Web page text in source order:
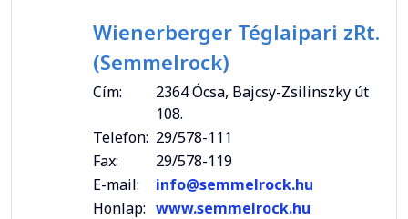
Wienerberger Téglaipari zRt.
(Semmelrock)
Cím:
2364 Ócsa, Bajcsy-Zsilinszky út
108.
Telefon: 29/578-111
Fax:
29/578-119
E-mail:
info@semmelrock.hu
Honlap: www.semmelrock.hu